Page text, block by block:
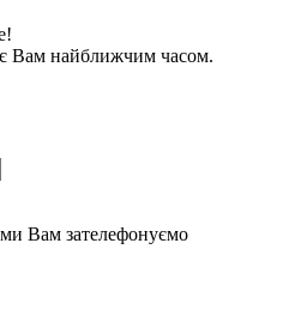
Вам найближчим часом.
Вам зателефонуємо